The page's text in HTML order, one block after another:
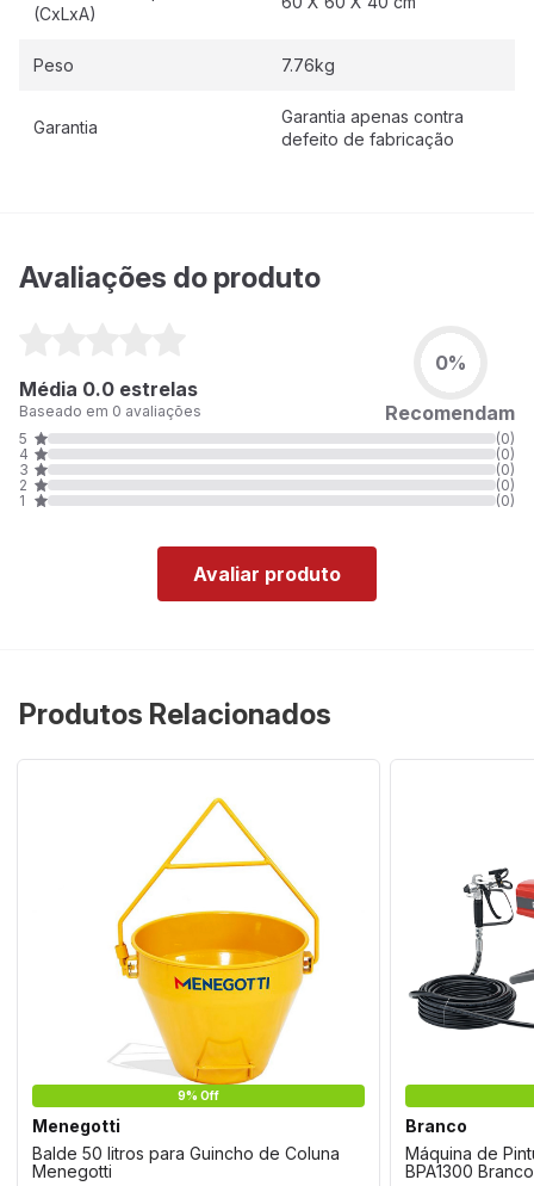
(CxLxA)
Peso 7.76kg
Garantia
Garantia apenas contra
defeito de fabricação
Avaliações do produto
Média 0.0 estrelas
Baseado em 0 avaliações
0%
Recomendam
5
(0)
4
(0)
3
(0)
2
(0)
1
(0)
Avaliar produto
Produtos Relacionados
9% Off
Menegotti
Balde 50 litros para Guincho de Coluna
Menegotti
Branco
Máquina de
BPA1300